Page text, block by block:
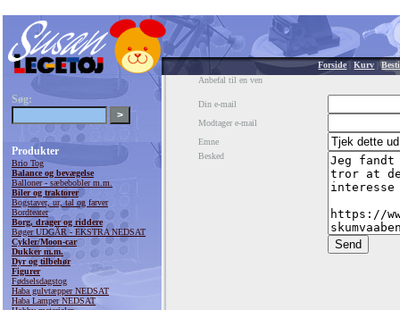
Forside|Kurv |
Søg:
Produkter
Brio Tog
Balance og bevægelse
Balloner - sæbebobler m.m.
Biler og traktorer
Bogstaver, ur, tal og farver
Bordteater
Borg, drager og riddere
Bøger UDGÅR - EKSTRA NEDSAT
Cykler/Moon-car
Dukker m.m.
Dyr og tilbehør
Figurer
Fødselsdagstog
Haba gulvtæpper NEDSAT
Haba Lamper NEDSAT
Anbefal til en ven
Din e-mail
Modtager e-mail
Emne
Besked